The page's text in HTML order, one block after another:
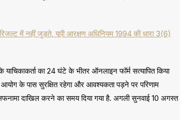
में नहीं जुड़ते, यूपी आरक्षण अधिनियम 1994 की धारा 3(6)
का 24 घंटे के भीतर ऑनलाइन फॉर्म सत्यापित किया
आयोग के पास सुरक्षित रहेगा और आवश्यकता पड़ने पर परिणाम
दाखिल करने का समय दिया गया है. अगली सुनवाई 10 अगस्त